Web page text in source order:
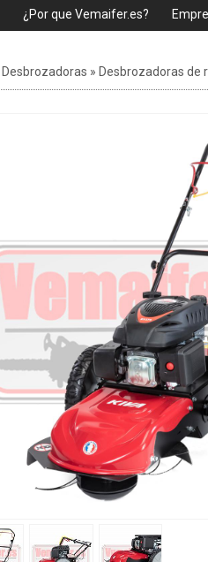
¿Por que Vemaifer.es?
Desbrozadoras » Desbrozadoras de